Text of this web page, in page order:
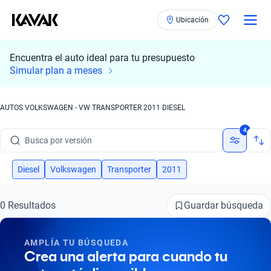
Ubicación
Encuentra el auto ideal para tu presupuesto
Simular plan a meses
AUTOS VOLKSWAGEN - VW TRANSPORTER 2011 DIESEL
Busca por modelo
Busca por versión
Busca por año
Busca por modelo
Busca por versión
4
Diesel Volkswagen Transporter 2011
0 Resultados Guardar búsqueda
AMPLÍA TU BÚSQUEDA
Crea una alerta para cuando tu